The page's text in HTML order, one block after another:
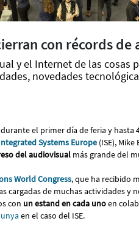
con récords de
y el Internet de las
novedades
el primer día de feria y hasta
Systems Europe (ISE),
del audiovisual más grande del
World Congress, que ha recibido
cargadas de muchas actividades y
con un estand en cada unoen
en el caso del ISE.